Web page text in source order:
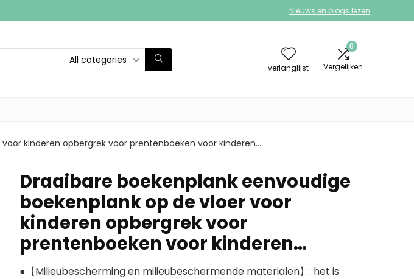
Nieuws en blogs lezen
All categories
verlanglijst
0
Vergelijken
kinderen opbergrek voor prentenboeken voor kinderen…
Draaibare boekenplank eenvoudige
boekenplank op de vloer voor
kinderen opbergrek voor
prentenboeken voor kinderen…
●【Milieubescherming en milieubeschermende materialen】: het is